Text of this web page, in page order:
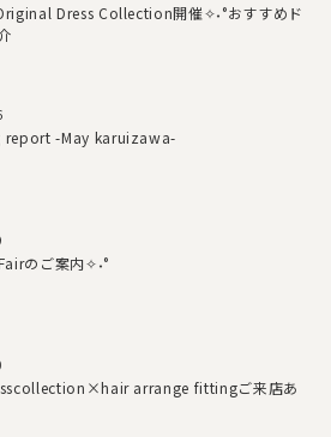
Dress Collection開催✧˖°おすすめド
-May karuizawa-
のご案内✧˖°
arrange fittingご来店あ